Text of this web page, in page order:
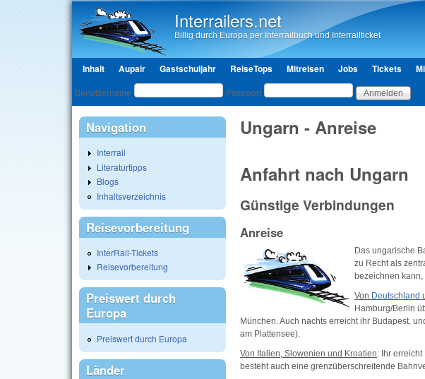
Interrailers.net
Billig durch Europa per Interrailbuch und Interrailticket
Hauptmenü
Inhalt Aupair Gastschuljahr ReiseTops Mitreisen Jobs Tickets
Benutzeranmeldung
Benutzername Passwort
Ungarn - Anreise
Anfahrt nach Ungarn
Günstige Verbindungen
Anreise
Das ungarische
zu Recht als
bezeichnen
Von Deutschland
Hamburg/Berlin
München. Auch nachts erreicht ihr Budapest,
am Plattensee).
Von Italien, Slowenien und Kroatien: Ihr
besteht auch eine grenzüberschreitende
Navigation
Interrail
Literaturtipps
Blogs
Inhaltsverzeichnis
Reisevorbereitung
InterRail-Tickets
Reisevorbereitung
Preiswert durch
Europa
Preiswert durch Europa
Länder